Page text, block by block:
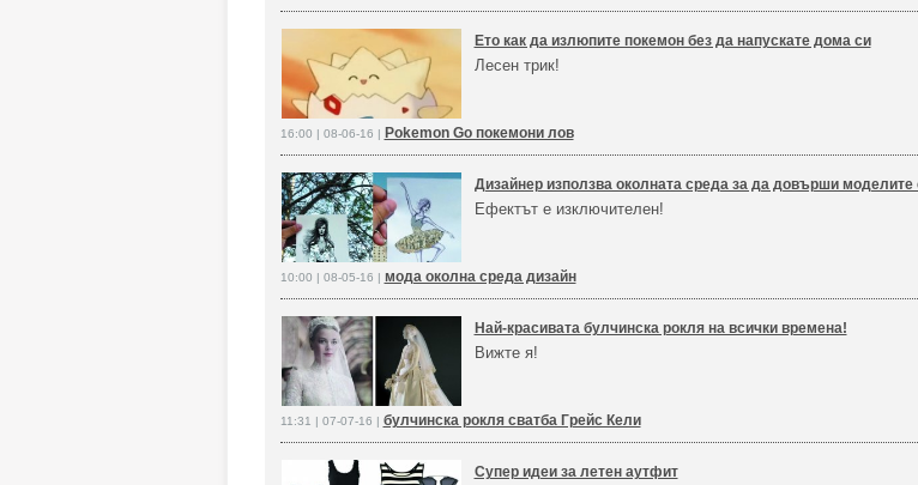
Ето как да излюпите покемон без да напускате дома си
Лесен трик!
16:00 | 08-06-16 | Pokemon Go покемони лов
Дизайнер използва околната среда за да довърши моделите
Ефектът е изключителен!
10:00 | 08-05-16 | мода околна среда дизайн
Най-красивата булчинска рокля на всички времена!
Вижте я!
11:31 | 07-07-16 | булчинска рокля сватба Грейс Кели
Супер идеи за летен аутфит